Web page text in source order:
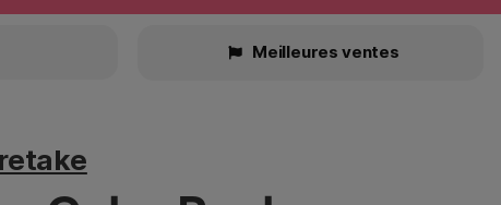
Meilleures ventes